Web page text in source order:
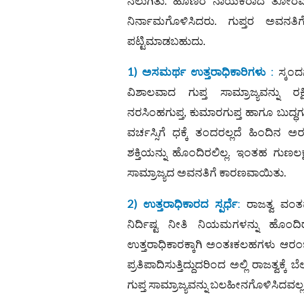
ನಿರ್ನಾಮಗೊಳಿಸಿದರು. ಗುಪ್ತರ
ಪಟ್ಟಿಮಾಡಬಹುದು.
1) ಅಸಮರ್ಥ ಉತ್ತರಾಧಿಕಾರಿಗಳು:
ವಿಶಾಲವಾದ ಗುಪ್ತ ಸಾಮ್ರಾಜ್ಯವನ್ನು
ನರಸಿಂಹಗುಪ್ತ, ಕುಮಾರಗುಪ್ತ ಹಾಗೂ
ವರ್ಚಸ್ಸಿಗೆ ಧಕ್ಕೆ ತಂದರಲ್ಲದೆ ಹಿಂದಿನ
ಶಕ್ತಿಯನ್ನು ಹೊಂದಿರಲಿಲ್ಲ. ಇಂತಹ
ಸಾಮ್ರಾಜ್ಯದ ಅವನತಿಗೆ ಕಾರಣವಾಯಿತು.
2) ಉತ್ತರಾಧಿಕಾರದ ಸ್ಪರ್ಧೆ: ರಾಜತ್ವ
ನಿರ್ದಿಷ್ಟ ನೀತಿ ನಿಯಮಗಳನ್ನು
ಉತ್ತರಾಧಿಕಾರಕ್ಕಾಗಿ ಅಂತಃಕಲಹಗಳು
ಪ್ರತಿಪಾದಿಸುತ್ತಿದ್ದುದರಿಂದ ಅಲ್ಲಿ
ಗುಪ್ತ ಸಾಮ್ರಾಜ್ಯವನ್ನು